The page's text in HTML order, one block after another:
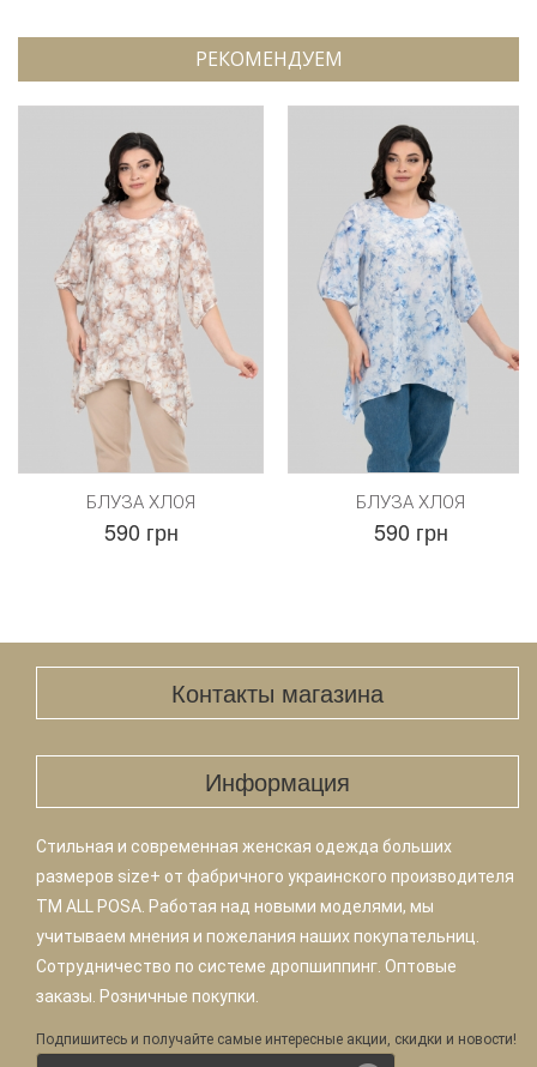
РЕКОМЕНДУЕМ
БЛУЗА ХЛОЯ
590 грн
БЛУЗА ХЛОЯ
590 грн
Контакты магазина
Информация
Стильная и современная женская одежда больших
размеров size+ от фабричного украинского производителя
TM ALL POSA. Работая над новыми моделями, мы
учитываем мнения и пожелания наших покупательниц.
Сотрудничество по системе дропшиппинг. Оптовые
заказы. Розничные покупки.
Подпишитесь и получайте самые интересные акции, скидки и новости!